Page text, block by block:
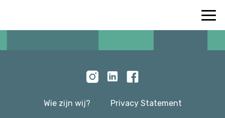
Wie zijn wij? Privacy Statement